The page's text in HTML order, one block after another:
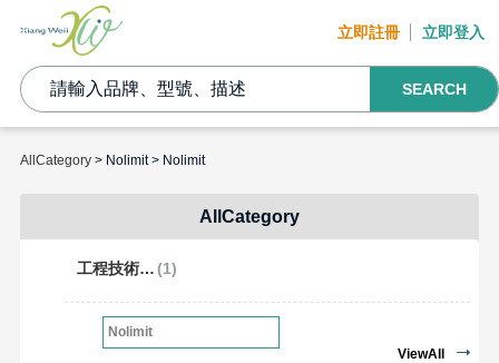
立即註冊 立即登入
SEARCH
AllCategory> Nolimit > Nolimit
AllCategory
工程技術開發工具(1)
Nolimit
ViewAll